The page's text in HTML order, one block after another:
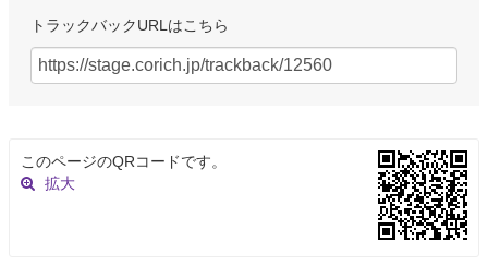
トラックバックURLはこちら
このページのQRコードです。
拡大